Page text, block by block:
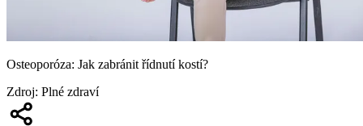
Osteoporóza: Jak zabránit řídnutí kostí?
Zdroj: Plné zdraví